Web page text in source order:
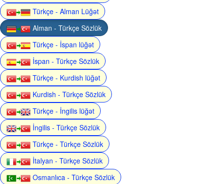
Türkçe - Alman Lüğət
Alman - Türkçe Sözlük
Türkçe - İspan lüğət
İspan - Türkçe Sözlük
Türkçe - Kurdish lüğət
Kurdish - Türkçe Sözlük
Türkçe - İngilis lüğət
İngilis - Türkçe Sözlük
Türkçe - Türkçe Sözlük
İtalyan - Türkçe Sözlük
Osmanlıca - Türkçe Sözlük